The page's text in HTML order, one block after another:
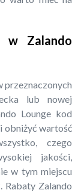
w Zalando
przeznaczonych
lub nowej
Lounge kod
obniżyć wartość
czego
jakości,
w tym miejscu
Rabaty Zalando